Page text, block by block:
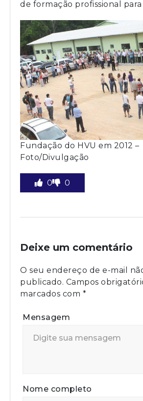
de formação profissional para
Fundação do HVU em 2012 –
Foto/Divulgação
0 0
Deixe um comentário
O seu endereço de e-mail
publicado. Campos
marcados com *
Mensagem
Nome completo